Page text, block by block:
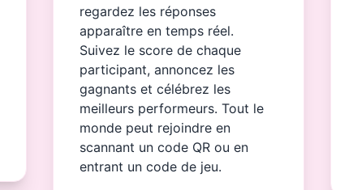
regardez les réponses
apparaître en temps réel.
Suivez le score de chaque
participant, annoncez les
gagnants et célébrez les
meilleurs performeurs. Tout le
monde peut rejoindre en
scannant un code QR ou en
entrant un code de jeu.